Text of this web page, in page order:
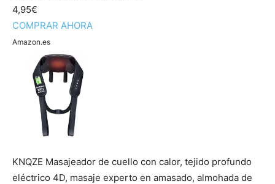
4,95€
COMPRAR AHORA
Amazon.es
KNQZE Masajeador de cuello con calor, tejido profundo
eléctrico 4D, masaje experto en amasado, almohada de